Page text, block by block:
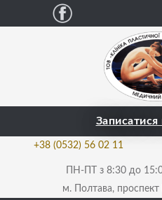
Facebook
м. Полтава, проспект
ПН-ПТ з 8:30 до
+38 (0532) 56 02 11